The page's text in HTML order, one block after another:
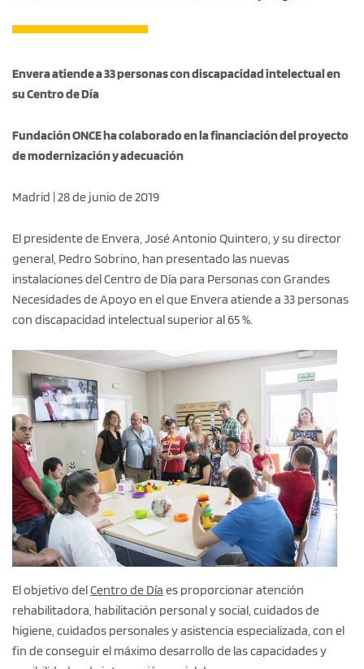
Envera atiende a 33 personas con discapacidad intelectual en
su Centro de Día
Fundación ONCE ha colaborado en la financiación del proyecto
de modernización y adecuación
Madrid | 28 de junio de 2019
El presidente de Envera, José Antonio Quintero, y su director
general, Pedro Sobrino, han presentado las nuevas
instalaciones del Centro de Día para Personas con Grandes
Necesidades de Apoyo en el que Envera atiende a 33 personas
con discapacidad intelectual superior al 65 %.
El objetivo delCentro de Día es proporcionar atención
rehabilitadora, habilitación personal y social, cuidados de
higiene, cuidados personales y asistencia especializada, con el
fin de conseguir el máximo desarrollo de las capacidades y